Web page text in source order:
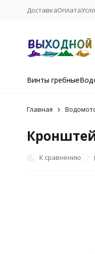
ДоставкаОплата
Винты гребные
Главная
К сравнению